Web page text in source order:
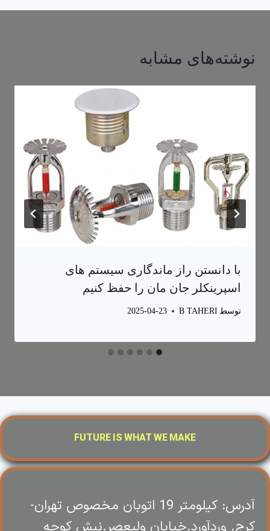
نوشته‌های مشابه
با دانستن راز ماندگاری سیستم های
اسپرینکلر جان مان را حفظ کنیم
توسط B TAHERI
2025-04-23
FUTURE IS WHAT WE MAKE
آدرس: کیلومتر 19 اتوبان مخصوص تهران-